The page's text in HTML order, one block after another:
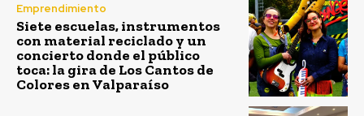
Emprendimiento
Siete escuelas, instrumentos
con material reciclado y un
concierto donde el público
toca: la gira de Los Cantos de
Colores en Valparaíso